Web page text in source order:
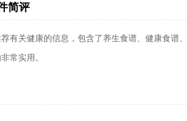
简评
有关健康的信息，包含了养生食谱、健康食谱
常实用。